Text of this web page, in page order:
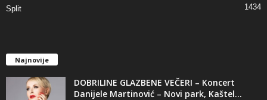
Split 1434
Najnovije
DOBRILINE GLAZBENE VEČERI – Koncert
Danijele Martinović – Novi park, Kaštel...